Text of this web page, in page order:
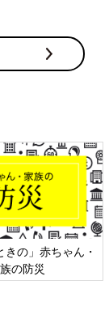
きの」赤ちゃん・
の防災